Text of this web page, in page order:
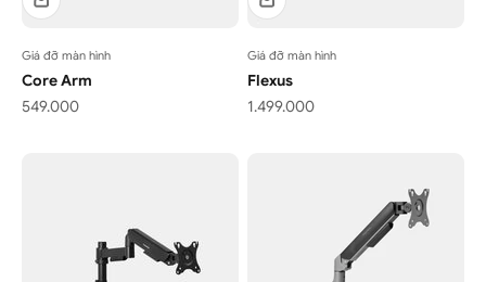
Giá đỡ màn hình
Core Arm
Giá bán
549.000
Giá đỡ màn hình
Flexus
Giá bán
1.499.000